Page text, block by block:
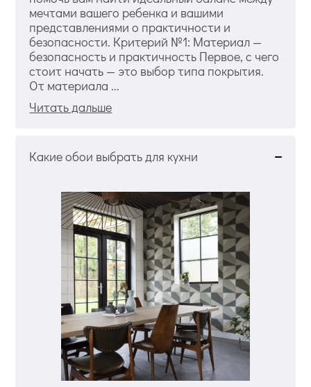
мечтами вашего ребенка и вашими
представлениями о практичности и
безопасности. Критерий №1: Материал —
безопасность и практичность Первое, с чего
стоит начать — это выбор типа покрытия.
От материала ...
Читать дальше
Какие обои выбрать для кухни